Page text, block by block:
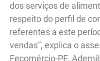
dos serviços de
respeito do perfil de
referentes a este
vendas”, explica o
Fecomércio-PE,